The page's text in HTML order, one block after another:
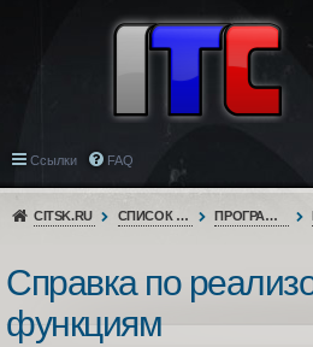
Ссылки FAQ
CITSK.RU СПИСОК ФОРУМОВ ПРОГРАММНОЕ ОБЕСПЕЧЕНИЕ
Справка по
функциям